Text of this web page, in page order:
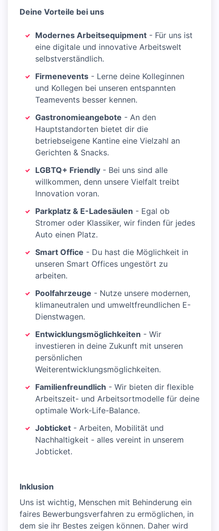
Deine Vorteile bei uns
Modernes Arbeitsequipment - Für uns ist
eine digitale und innovative Arbeitswelt
selbstverständlich.
Firmenevents - Lerne deine Kolleginnen
und Kollegen bei unseren entspannten
Teamevents besser kennen.
Gastronomieangebote - An den
Hauptstandorten bietet dir die
betriebseigene Kantine eine Vielzahl an
Gerichten & Snacks.
LGBTQ+ Friendly - Bei uns sind alle
willkommen, denn unsere Vielfalt treibt
Innovation voran.
Parkplatz & E-Ladesäulen - Egal ob
Stromer oder Klassiker, wir finden für jedes
Auto einen Platz.
Smart Office - Du hast die Möglichkeit in
unseren Smart Offices ungestört zu
arbeiten.
Poolfahrzeuge - Nutze unsere modernen,
klimaneutralen und umweltfreundlichen E-
Dienstwagen.
Entwicklungsmöglichkeiten - Wir
investieren in deine Zukunft mit unseren
persönlichen
Weiterentwicklungsmöglichkeiten.
Familienfreundlich - Wir bieten dir flexible
Arbeitszeit- und Arbeitsortmodelle für deine
optimale Work-Life-Balance.
Jobticket - Arbeiten, Mobilität und
Nachhaltigkeit - alles vereint in unserem
Jobticket.
Inklusion
Uns ist wichtig, Menschen mit Behinderung ein
faires Bewerbungsverfahren zu ermöglichen, in
dem sie ihr Bestes zeigen können. Daher wird